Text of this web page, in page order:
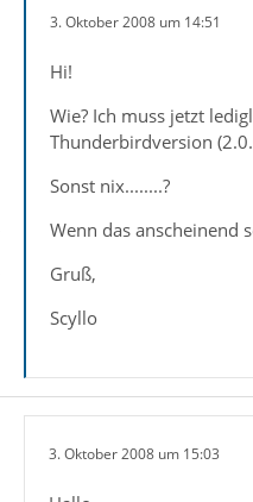
3. Oktober 2008 um 14:51
Hi!
Wie? Ich muss jetzt
Thunderbirdversion
Sonst nix........?
Wenn das anscheinend
Gruß,
Scyllo
3. Oktober 2008 um 15:03